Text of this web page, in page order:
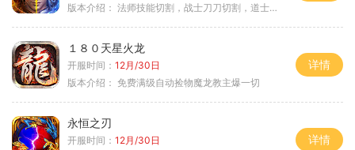
版本介绍： 法师技能切割，战士刀刀切割，道士宠物秒怪
１８０天星火龙
开服时间： 12月/30日
版本介绍： 免费满级自动捡物魔龙教主爆一切
详情
永恒之刃
开服时间： 12月/30日
详情